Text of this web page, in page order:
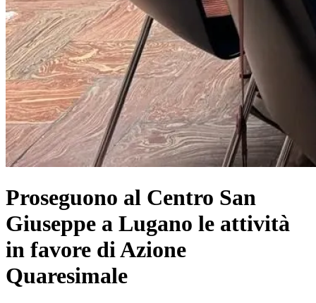
Proseguono al Centro San
Giuseppe a Lugano le attività
in favore di Azione
Quaresimale